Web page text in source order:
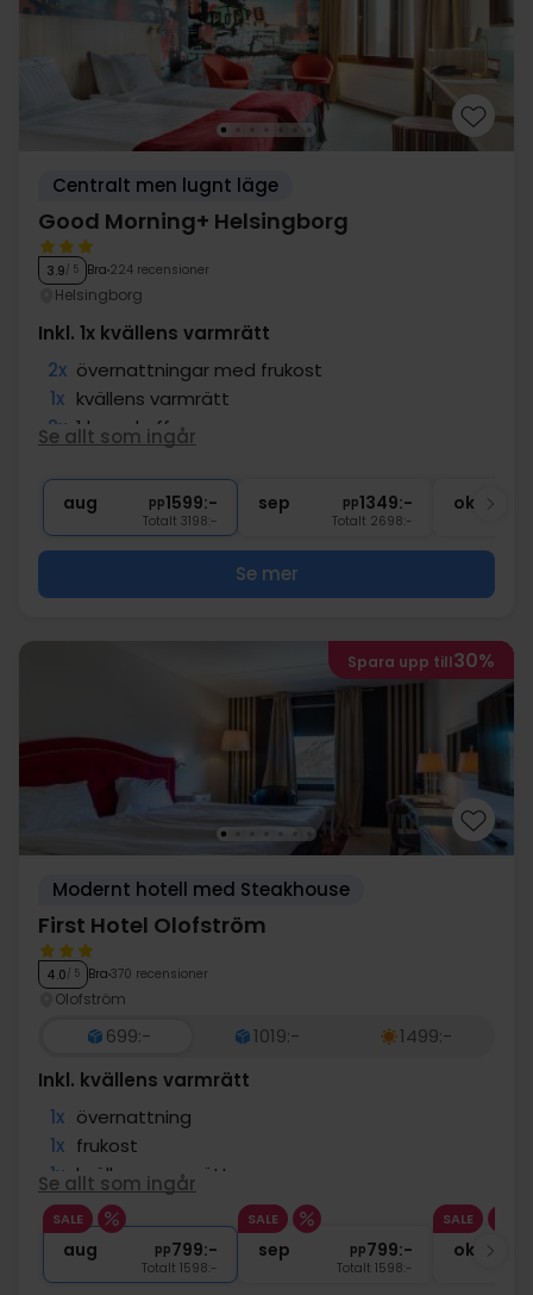
Centralt men lugnt läge
Good Morning+ Helsingborg
3.9/ 5 Bra 224 recensioner
Helsingborg
Inkl. 1x kvällens varmrätt
2x övernattningar med frukost
1x kvällens varmrätt
2x 1 kopp kaffe
Tillgång till bastu och gym
∞ Gratis internet och parkering
Se allt som ingår
aug pp1599:-
Totalt 3198:-
sep pp1349:-
Totalt 2698:-
okt
Se mer
Spara upp till30%
Modernt hotell med Steakhouse
First Hotel Olofström
4.0/ 5 Bra 370 recensioner
Olofström
699:- 1019:-
1499:-
Inkl. kvällens varmrätt
1x övernattning
1x frukost
1x kvällens varmrätt
∞ Gratis parkering
∞ Gratis internet
Se allt som ingår
SALE
aug pp799:-
Totalt 1598:-
SALE
sep pp799:-
Totalt 1598:-
SALE
okt